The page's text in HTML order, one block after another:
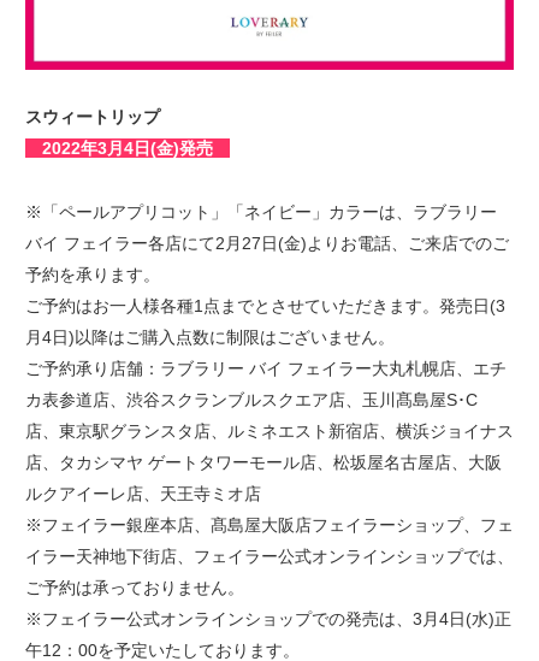
スウィートリップ
2022年3月4日(金)発売
※「ペールアプリコット」「ネイビー」カラーは、ラブラリー
バイ フェイラー各店にて2月27日(金)よりお電話、ご来店でのご
予約を承ります。
ご予約はお一人様各種1点までとさせていただきます。発売日(3
月4日)以降はご購入点数に制限はございません。
ご予約承り店舗：ラブラリー バイ フェイラー大丸札幌店、エチ
カ表参道店、渋谷スクランブルスクエア店、玉川髙島屋S･C
店、東京駅グランスタ店、ルミネエスト新宿店、横浜ジョイナス
店、タカシマヤ ゲートタワーモール店、松坂屋名古屋店、大阪
ルクアイーレ店、天王寺ミオ店
※フェイラー銀座本店、髙島屋大阪店フェイラーショップ、フェ
イラー天神地下街店、フェイラー公式オンラインショップでは、
ご予約は承っておりません。
※フェイラー公式オンラインショップでの発売は、3月4日(水)正
午12：00を予定いたしております。